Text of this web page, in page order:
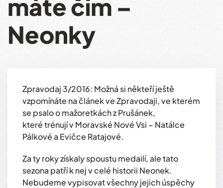
máte čím –
Neonky
Zpravodaj 3/2016: Možná si někteří ještě
vzpomínáte na článek ve Zpravodaji, ve kterém
se psalo o mažoretkách z Prušánek,
které trénují v Moravské Nové Vsi – Natálce
Pálkové a Evičce Ratajové.
Za ty roky získaly spoustu medailí, ale tato
sezona patří k nej v celé historii Neonek.
Nebudeme vypisovat všechny jejich úspěchy